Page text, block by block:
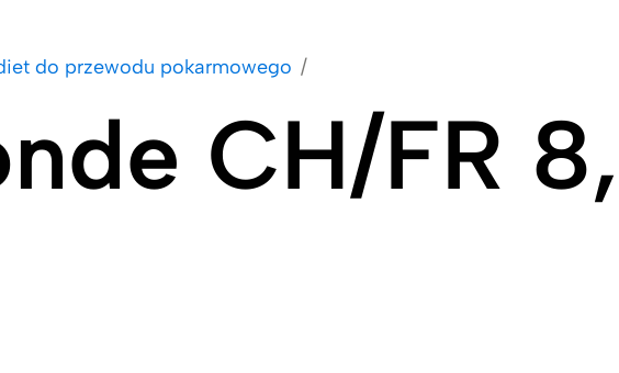
do przewodu pokarmowego
CH/FR